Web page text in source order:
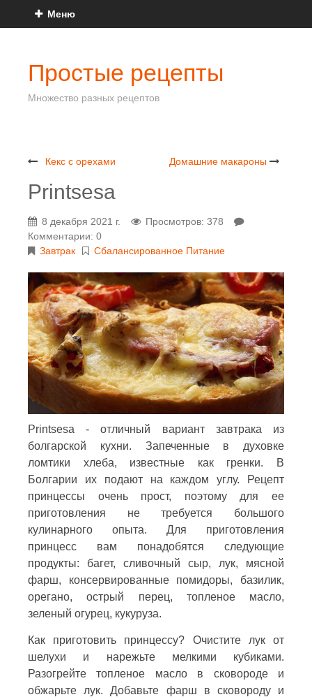
Меню
Простые рецепты
Множество разных рецептов
Кекс с орехами Домашние макароны
Printsesa
8 декабря 2021 г.
Просмотров: 378
Комментарии: 0
Завтрак
Сбалансированное Питание
Printsesa - отличный вариант завтрака из
болгарской кухни. Запеченные в духовке
ломтики хлеба, известные как гренки. В
Болгарии их подают на каждом углу. Рецепт
принцессы очень прост, поэтому для ее
приготовления не требуется большого
кулинарного опыта. Для приготовления
принцесс вам понадобятся следующие
продукты: багет, сливочный сыр, лук, мясной
фарш, консервированные помидоры, базилик,
орегано, острый перец, топленое масло,
зеленый огурец, кукуруза.
Как приготовить принцессу? Очистите лук от
шелухи и нарежьте мелкими кубиками.
Разогрейте топленое масло в сковороде и
обжарьте лук. Добавьте фарш в сковороду и